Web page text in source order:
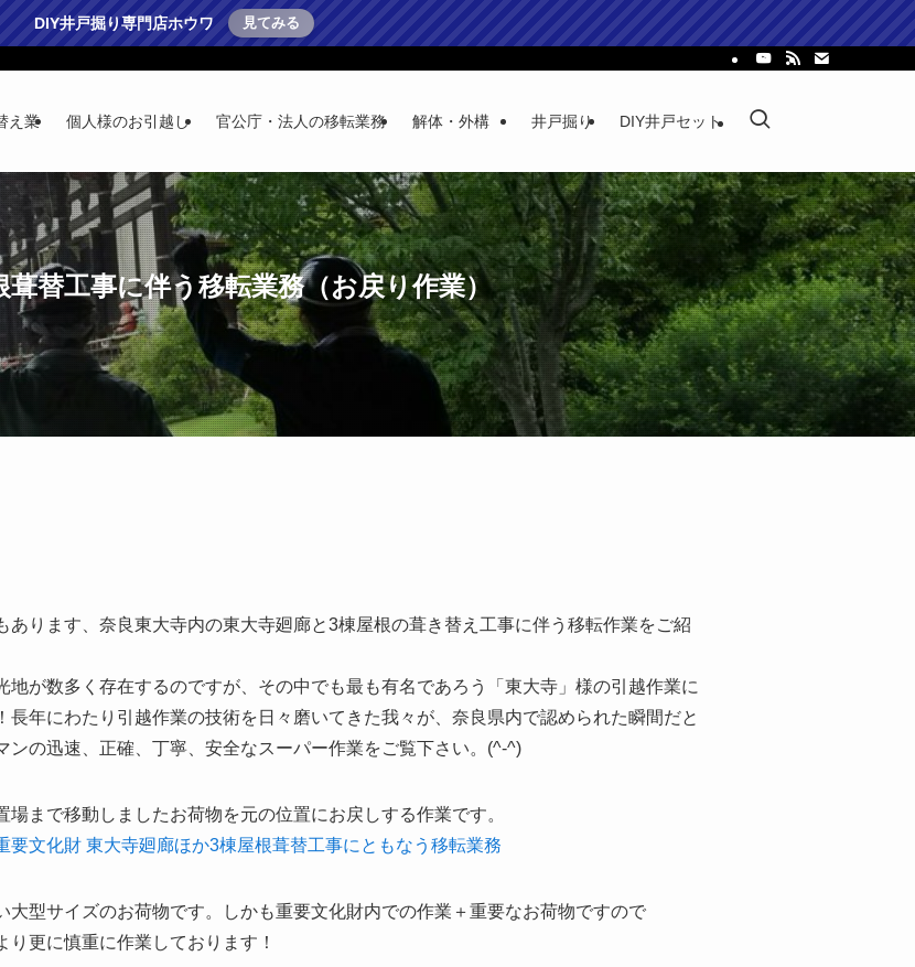
DIY井戸掘り専門店ホウワ 見てみる
え業 個人様のお引越し 官公庁・法人の移転業務 解体・外構 井戸掘り DIY井戸セット
替工事に伴う移転業務（お戻り作業）
ります、奈良東大寺内の東大寺廻廊と3棟屋根の葺き替え工事に伴う移転作業をご紹
が数多く存在するのですが、その中でも最も有名であろう「東大寺」様の引越作業に
年にわたり引越作業の技術を日々磨いてきた我々が、奈良県内で認められた瞬間だと
ンの迅速、正確、丁寧、安全なスーパー作業をご覧下さい。(^-^)
まで移動しましたお荷物を元の位置にお戻しする作業です。
要文化財 東大寺廻廊ほか3棟屋根葺替工事にともなう移転業務
型サイズのお荷物です。しかも重要文化財内での作業＋重要なお荷物ですので
更に慎重に作業しております！